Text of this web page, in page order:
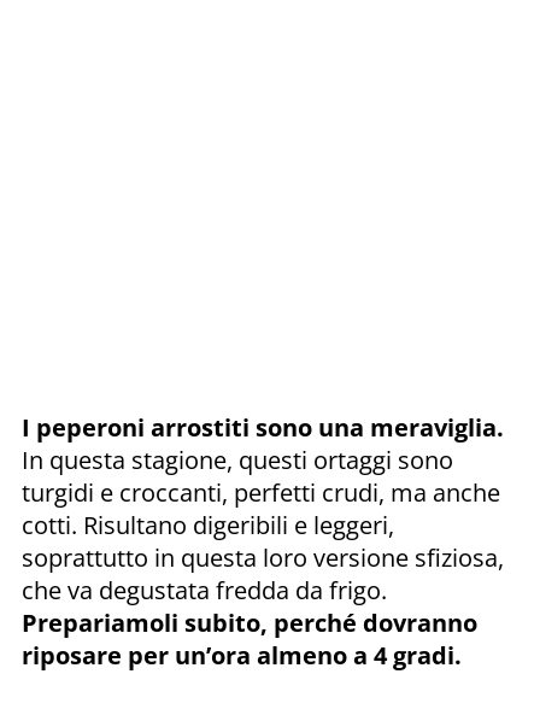
I peperoni arrostiti sono una meraviglia.
In questa stagione, questi ortaggi sono
turgidi e croccanti, perfetti crudi, ma anche
cotti. Risultano digeribili e leggeri,
soprattutto in questa loro versione sfiziosa,
che va degustata fredda da frigo.
Prepariamoli subito, perché dovranno
riposare per un’ora almeno a 4 gradi.